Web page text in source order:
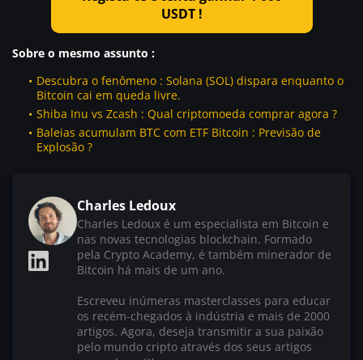
USDT !
Sobre o mesmo assunto :
Descubra o fenômeno : Solana (SOL) dispara enquanto o
Bitcoin cai em queda livre.
Shiba Inu vs Zcash : Qual criptomoeda comprar agora ?
Baleias acumulam BTC com ETF Bitcoin : Previsão de
Explosão ?
Charles Ledoux
Charles Ledoux é um especialista em Bitcoin e
nas novas tecnologias blockchain. Formado
pela Crypto Academy, é também minerador de
Bitcoin há mais de um ano.
Escreveu inúmeras masterclasses para educar
os recém-chegados à indústria e mais de 2000
artigos. Agora, deseja transmitir a sua paixão
pelo mundo cripto através dos seus artigos